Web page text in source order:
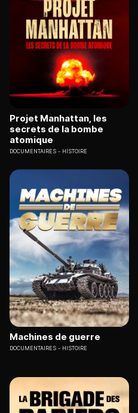
Projet Manhattan, les
secrets de la bombe
atomique
DOCUMENTAIRES HISTOIRE
Machines de guerre
DOCUMENTAIRES HISTOIRE